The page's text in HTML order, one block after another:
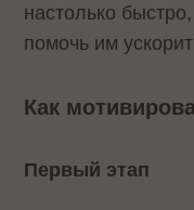
настолько
помочь им
Как
Первый этап